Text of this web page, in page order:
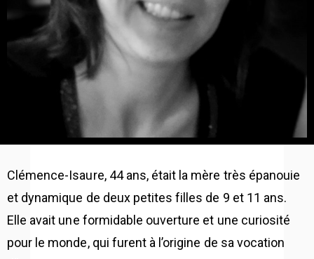
Clémence-Isaure, 44 ans, était la mère très épanouie
et dynamique de deux petites filles de 9 et 11 ans.
Elle avait une formidable ouverture et une curiosité
pour le monde, qui furent à l’origine de sa vocation